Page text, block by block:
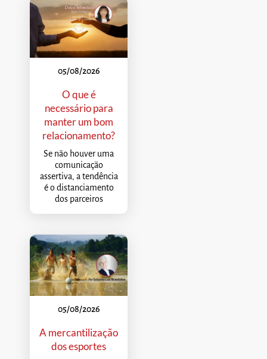
05/08/2026
O que é
necessário para
manter um bom
relacionamento?
Se não houver uma
comunicação
assertiva, a tendência
é o distanciamento
dos parceiros
05/08/2026
A mercantilização
dos esportes